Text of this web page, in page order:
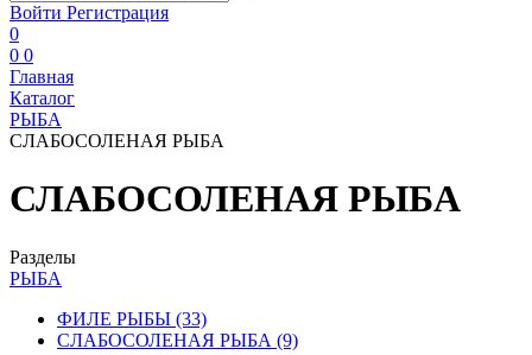
Войти Регистрация
0
0 0
Главная
Каталог
РЫБА
СЛАБОСОЛЕНАЯ РЫБА
СЛАБОСОЛЕНАЯ РЫБА
Разделы
РЫБА
ФИЛЕ РЫБЫ (33)
СЛАБОСОЛЕНАЯ РЫБА (9)